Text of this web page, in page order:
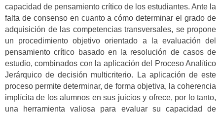
capacidad de pensamiento crítico de los estudiantes. Ante la
falta de consenso en cuanto a cómo determinar el grado de
adquisición de las competencias transversales, se propone
un procedimiento objetivo orientado a la evaluación del
pensamiento crítico basado en la resolución de casos de
estudio, combinados con la aplicación del Proceso Analítico
Jerárquico de decisión multicriterio. La aplicación de este
proceso permite determinar, de forma objetiva, la coherencia
implícita de los alumnos en sus juicios y ofrece, por lo tanto,
una herramienta valiosa para evaluar su capacidad de